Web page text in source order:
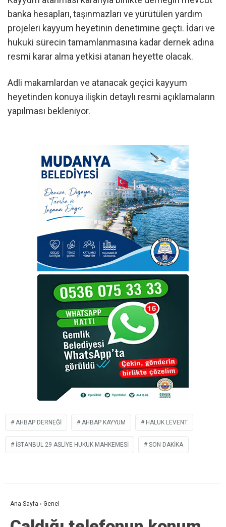
banka hesapları, taşınmazları ve yürütülen yardım
projeleri kayyum heyetinin denetimine geçti. İdari ve
hukuki sürecin tamamlanmasına kadar dernek adına
resmi karar alma yetkisi atanan heyette olacak.
Adli makamlardan ve atanacak geçici kayyum
heyetinden konuya ilişkin detaylı resmi açıklamaların
yapılması bekleniyor.
AHBAP DERNEĞI AHBAP KAYYUM HALUK LEVENT
İSTANBUL 29 ASLIYE HUKUK MAHKEMESI SON DAKIKA
Ana Sayfa › Genel